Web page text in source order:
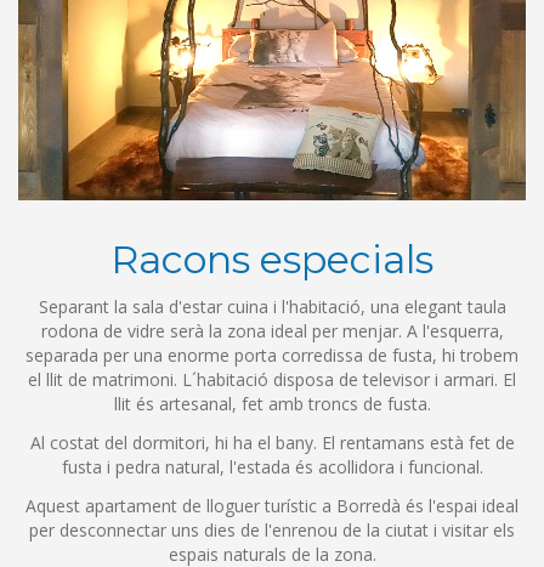
Racons especials
Separant la sala d'estar cuina i l'habitació, una elegant taula
rodona de vidre serà la zona ideal per menjar. A l'esquerra,
separada per una enorme porta corredissa de fusta, hi trobem
el llit de matrimoni. L´habitació disposa de televisor i armari. El
llit és artesanal, fet amb troncs de fusta.
Al costat del dormitori, hi ha el bany. El rentamans està fet de
fusta i pedra natural, l'estada és acollidora i funcional.
Aquest apartament de lloguer turístic a Borredà és l'espai ideal
per desconnectar uns dies de l'enrenou de la ciutat i visitar els
espais naturals de la zona.